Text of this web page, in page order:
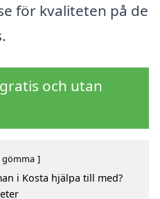
för kvaliteten på de
och utan
gömma
i Kosta hjälpa till med?